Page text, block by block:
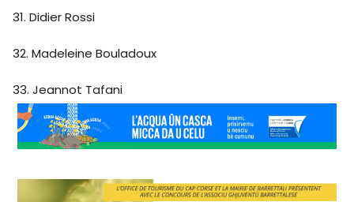
31. Didier Rossi
32. Madeleine Bouladoux
33. Jeannot Tafani